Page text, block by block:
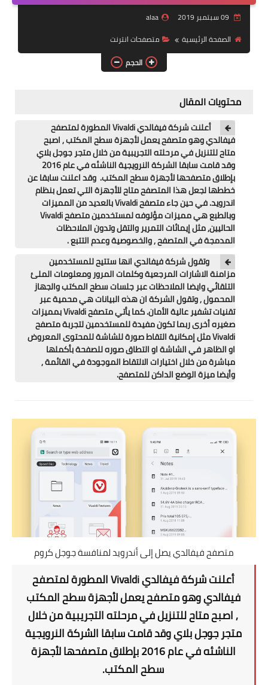
برامج تنظيف
برامج
روق جهازك
بلوجر
العاب
حماية
alaa
الصفحة الرئيسية
متصفحات انترنت
الحجم
محتويات المقال
أعلنت شركة فيفالدي Vivaldi المطورة لمتصفح
فيفالدي وهو متصفح يعمل لأجهزة سطح المكتب , اصبح
متاح للتنزيل في مرحلته التجريبية من خلال متجر جوجل بلاي
وقد قامت سابقا الشركة النرويجية الناشئه في عام 2016
بإطلاق متصفحها لأجهزة سطح المكتب. وقد اعلنت سابقا عن
خططها لجعل هذا المتصفح متاح للأجهزة التي تعمل بنظام
اندرويد. في حين جاء متصفح Vivaldi بالعديد من المميزات
وبالطبع هي مميزات مؤلوفه لمستخدمين متصفح Vivaldi
الحاليين, مثل إيمائات التمرير والتقل وتدون الملاحظات
المدمجة في المتصفح , والخصوصية وعدم التتبع .
وتقول شركة فيفالدي انها ستتيح للمستخدمين
مزامنة الاشارات المرجعية وكلمات المرور ومعلومات الملئ
التلقائي وايضا الملاحظات عبر جلسات سطح المكتب والجهاز
المحمول , وتقول الشركة ان هذه البيانات هي محمية عبر
تقنيات تشفير عالية الأمان. كما يأتي متصفح Vivaldi بمميزات
صغيره أخرى ربما تكون مفيدة للمستخدمين لتجربة متصفح
Vivaldi مثل إمكانية التقاط صورة للشاشة للمحتوى المعروض
او الظاهر في الشاشة او التطاق صوره للصفحة بأكملها
مباشرة من خلال اختيارات الالتقاط الموجودة في القائمة ,
وأيضا ميزة الوضع الداكن للمتصفح.
متصفح فيفالدي يصل إلى أندرويد لمنافسة جوجل كروم
أعلنت شركة فيفالدي Vivaldi المطورة لمتصفح
فيفالدي وهو متصفح يعمل لأجهزة سطح المكتب
, اصبح متاح للتنزيل في مرحلته التجريبية من خلال
متجر جوجل بلاي وقد قامت سابقا الشركة النرويجية
الناشئه في عام 2016 بإطلاق متصفحها لأجهزة
سطح المكتب.